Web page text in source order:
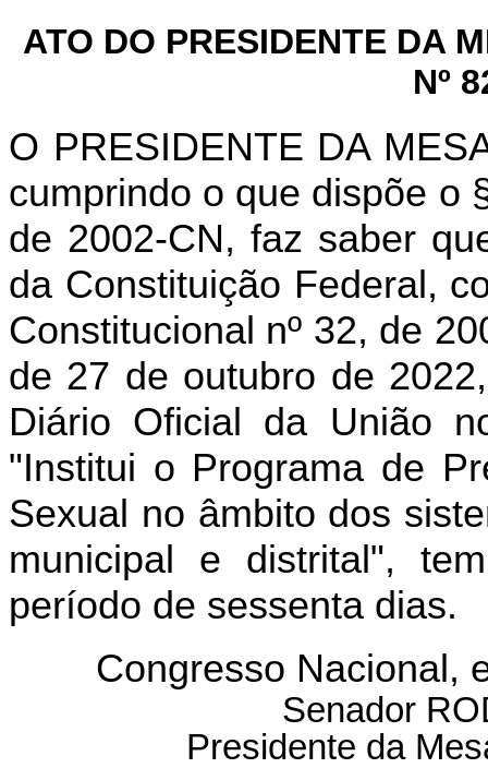
ATO DO PRESIDENTE DA
Nº
O PRESIDENTE DA
cumprindo o que dispõe o
de 2002-CN, faz saber
da Constituição Federal,
Constitucional nº 32, de
de 27 de outubro de 2022
Diário Oficial da União
"Institui o Programa de
Sexual no âmbito dos
municipal e distrital",
período de sessenta dias.
Congresso Nacional,
Senador
Presidente da